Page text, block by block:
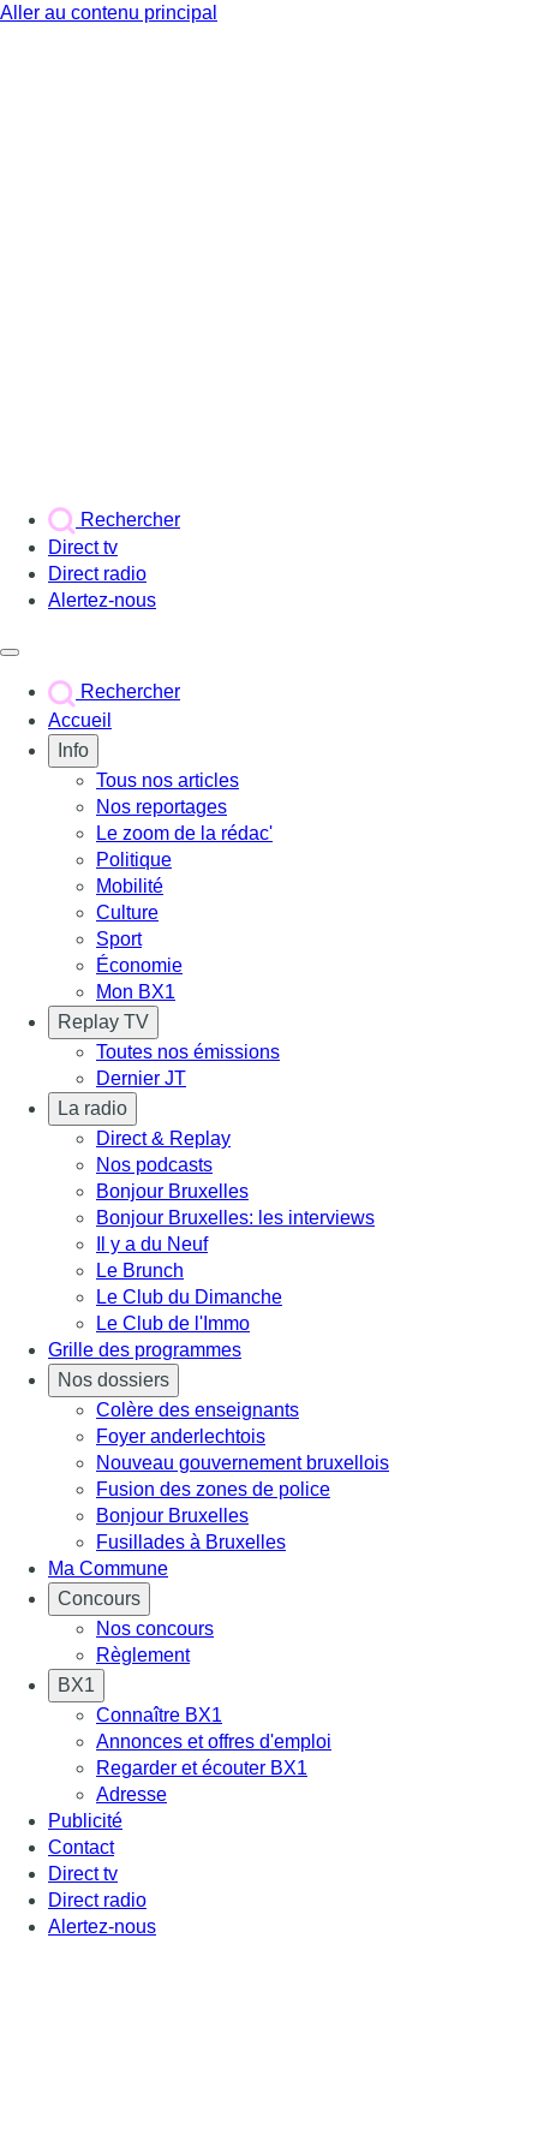
Aller au contenu principal
Rechercher
Direct tv
Direct radio
Alertez-nous
Rechercher
Accueil
Info
Tous nos articles
Nos reportages
Le zoom de la rédac'
Politique
Mobilité
Culture
Sport
Économie
Mon BX1
Replay TV
Toutes nos émissions
Dernier JT
La radio
Direct & Replay
Nos podcasts
Bonjour Bruxelles
Bonjour Bruxelles: les interviews
Il y a du Neuf
Le Brunch
Le Club du Dimanche
Le Club de l'Immo
Grille des programmes
Nos dossiers
Colère des enseignants
Foyer anderlechtois
Nouveau gouvernement bruxellois
Fusion des zones de police
Bonjour Bruxelles
Fusillades à Bruxelles
Ma Commune
Concours
Nos concours
Règlement
BX1
Connaître BX1
Annonces et offres d'emploi
Regarder et écouter BX1
Adresse
Publicité
Contact
Direct tv
Direct radio
Alertez-nous